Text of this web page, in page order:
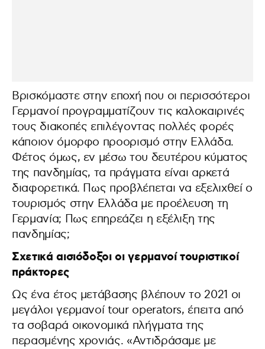
Βρισκόμαστε στην εποχή που οι περισσότεροι
Γερμανοί προγραμματίζουν τις καλοκαιρινές
τους διακοπές επιλέγοντας πολλές φορές
κάποιον όμορφο προορισμό στην Ελλάδα.
Φέτος όμως, εν μέσω του δευτέρου κύματος
της πανδημίας, τα πράγματα είναι αρκετά
διαφορετικά. Πως προβλέπεται να εξελιχθεί o
τουρισμός στην Ελλάδα με προέλευση τη
Γερμανία; Πως επηρεάζει η εξέλιξη της
πανδημίας;
Σχετικά αισιόδοξοι οι γερμανοί τουριστικοί
πράκτορες
Ως ένα έτος μετάβασης βλέπουν το 2021 οι
μεγάλοι γερμανοί tour operators, έπειτα από
τα σοβαρά οικονομικά πλήγματα της
περασμένης χρονιάς. «Αντιδράσαμε με